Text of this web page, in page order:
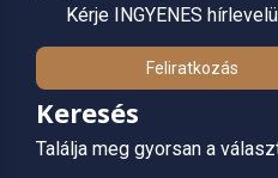
Kérje INGYENES
Feliratkozás
Keresés
Találja meg gyorsan a